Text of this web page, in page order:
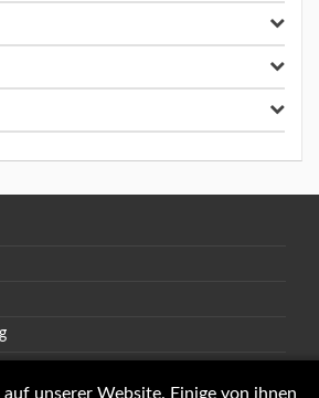
unserer Website. Einige von ihnen